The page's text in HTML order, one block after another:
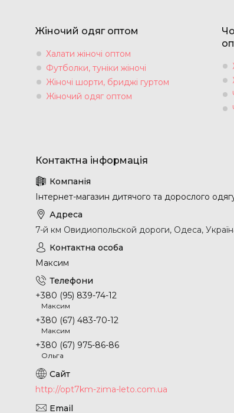
Жіночий одяг оптом
Халати жіночі оптом
Футболки, туніки жіночі
Жіночі шорти, бриджі гуртом
Жіночий одяг оптом
Інтернет-магазин дитячого та дорослого
7-й км Овидиопольской дороги, Одеса,
Максим
+380 (95) 839-74-12
Максим
+380 (67) 483-70-12
Максим
+380 (67) 975-86-86
Ольга
http://opt7km-zima-leto.com.ua